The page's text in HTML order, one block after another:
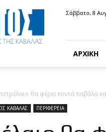
Σάββατο, 8
ΑΡΧΙΚΗ
θα φέρει κοντά Καβάλα
ΚΑΒΑΛΑΣ ΠΕΡΙΦΕΡΕΙΑ